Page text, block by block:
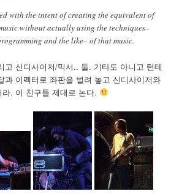
with the intent of creating the equivalent of
without actually using the techniques–
and the like– of that music.
고 신디사이저/믹서.. 둘. 기타도 아니고 턴테
과 이펙터로 좌판을 벌려 놓고 신디사이저와
. 이 친구들 제대로 논다.